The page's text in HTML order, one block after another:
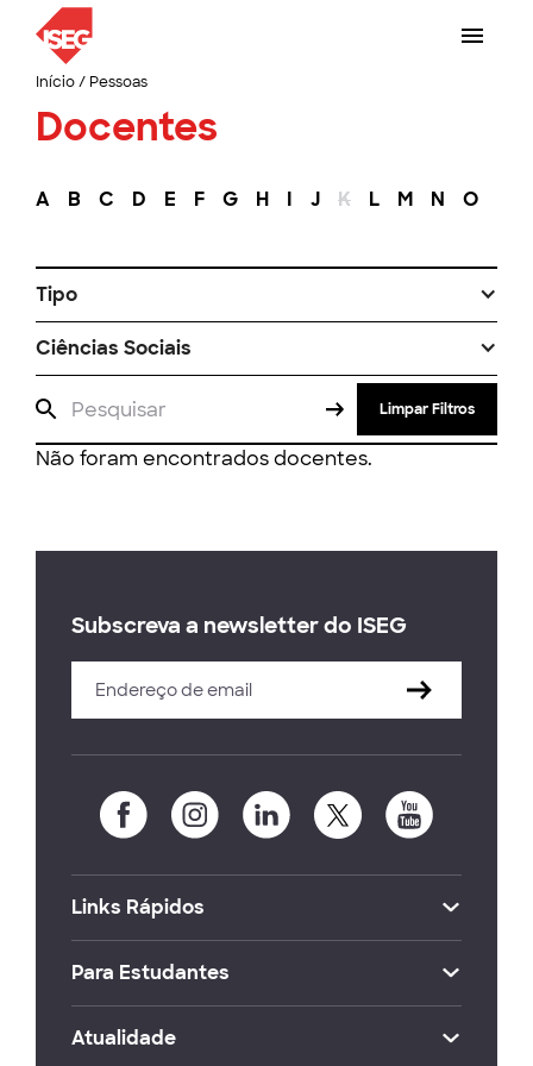
Início/ Pessoas
Docentes
A B C D E F G H I J K L M N O
Tipo
Ciências Sociais
Limpar Filtros
Não foram encontrados docentes.
Subscreva a newsletter do ISEG
Links Rápidos
Para Estudantes
Atualidade